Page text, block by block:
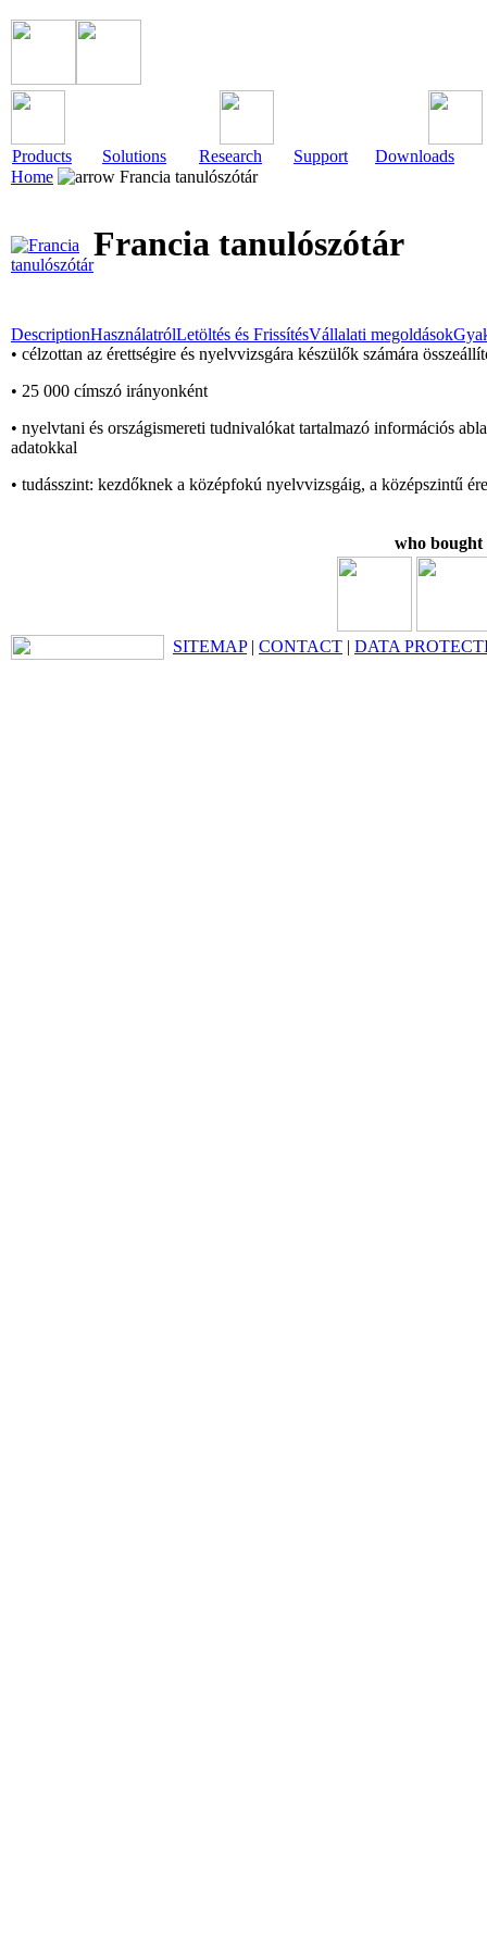
Products Solutions Research Support
Downloads
Home
Francia tanulószótár
Francia tanulószótár
DescriptionHasználatrólLetöltés és FrissítésVállalati megoldások
• célzottan az érettségire és nyelvvizsgára készülők számára
• 25 000 címszó irányonként
• nyelvtani és országismereti tudnivalókat tartalmazó információs
adatokkal
• tudásszint: kezdőknek a középfokú nyelvvizsgáig, a középszintű
who bought
SITEMAP| CONTACT | DATA